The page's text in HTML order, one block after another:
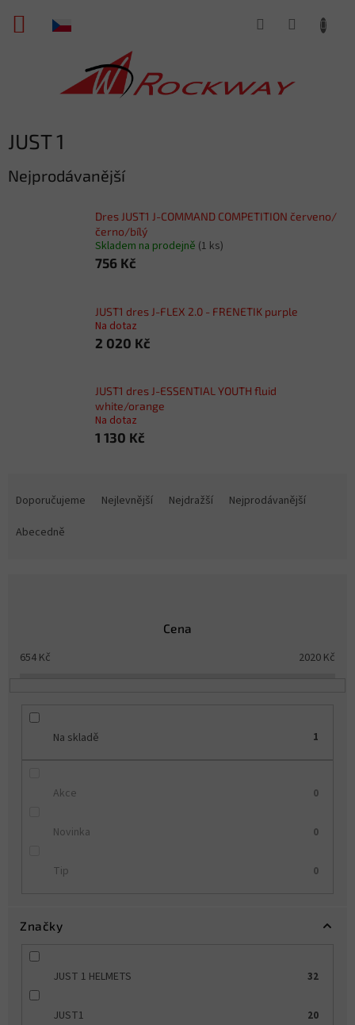
obsah
NÁKUPNÍ
JUST 1
Nejprodávanější
Dres JUST1 J-COMMAND COMPETITION červeno/
černo/bílý
Skladem na prodejně (1 ks)
756 Kč
JUST1 dres J-FLEX 2.0 - FRENETIK purple
Na dotaz
2 020 Kč
JUST1 dres J-ESSENTIAL YOUTH fluid
white/orange
Na dotaz
1 130 Kč
Doporučujeme Nejlevnější Nejdražší
Nejprodávanější
Abecedně
Cena
654 Kč 2020 Kč
Na skladě 1
Akce 0
Novinka 0
Tip 0
Značky
JUST 1 HELMETS 32
JUST1 20